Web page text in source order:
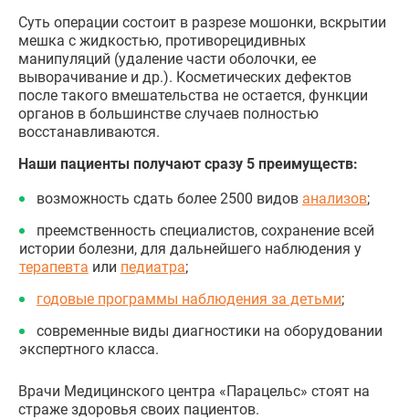
Суть операции состоит в разрезе мошонки, вскрытии
мешка с жидкостью, противорецидивных
манипуляций (удаление части оболочки, ее
выворачивание и др.). Косметических дефектов
после такого вмешательства не остается, функции
органов в большинстве случаев полностью
восстанавливаются.
Наши пациенты получают сразу 5 преимуществ:
возможность сдать более 2500 видов анализов;
преемственность специалистов, сохранение всей
истории болезни, для дальнейшего наблюдения у
терапевта или педиатра;
годовые программы наблюдения за детьми;
современные виды диагностики на оборудовании
экспертного класса.
Врачи Медицинского центра «Парацельс» стоят на
страже здоровья своих пациентов.